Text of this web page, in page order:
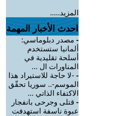
المزيد.....
احدث الأخبار المهمة
- مصدر دبلوماسي:
ألمانيا ستستخدم
أسلحة تقليدية في
المناورات ال ...
- -لا حاجة للاستيراد هذا
الموسم-.. سوريا تحقّق
الاكتفاء الذاتي ...
- قتلى وجرحى بانفجار
عبوة ناسفة استهدفت